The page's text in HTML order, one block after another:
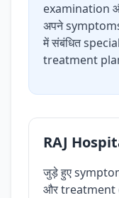
examination
अपने
में संबंधित
treatment
RAJ
जुड़े हुए
और treatment